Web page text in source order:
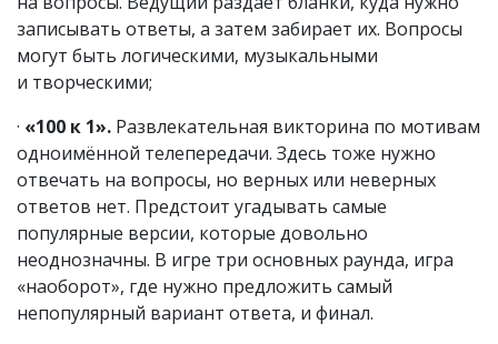
записывать ответы, а затем забирает их. Вопросы
могут быть логическими, музыкальными
и творческими;
· «100 к 1». Развлекательная викторина по мотивам
одноимённой телепередачи. Здесь тоже нужно
отвечать на вопросы, но верных или неверных
ответов нет. Предстоит угадывать самые
популярные версии, которые довольно
неоднозначны. В игре три основных раунда, игра
«наоборот», где нужно предложить самый
непопулярный вариант ответа, и финал.